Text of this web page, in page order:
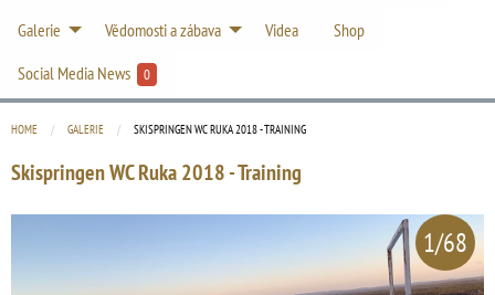
Galerie
Vědomosti a zábava Videa
Shop
Social Media News
0
HOME GALERIE CURRENT:
SKISPRINGEN WC RUKA 2018 - TRAINING
Skispringen WC Ruka 2018 - Training
1/68